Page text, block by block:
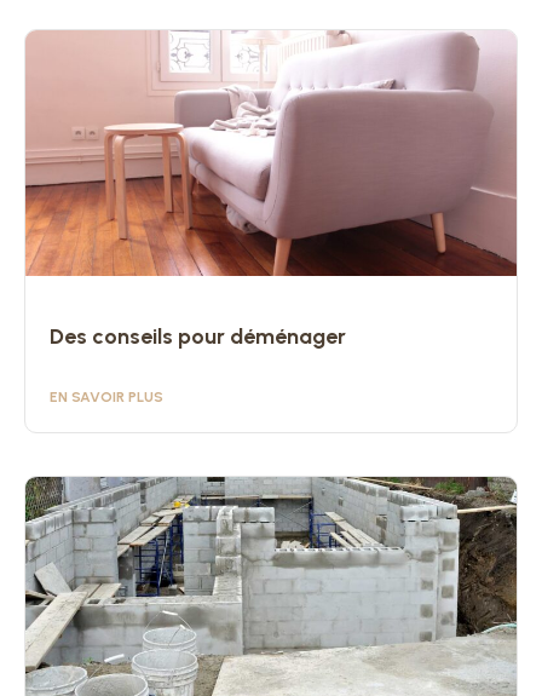
Des conseils pour déménager
EN SAVOIR PLUS